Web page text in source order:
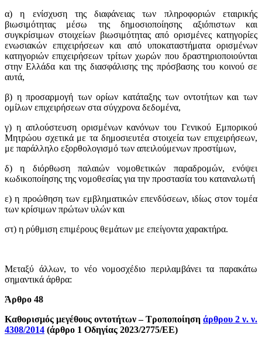
α) η ενίσχυση της διαφάνειας των πληροφοριών εταιρικής
βιωσιμότητας μέσω της δημοσιοποίησης αξιόπιστων και
συγκρίσιμων στοιχείων βιωσιμότητας από ορισμένες κατηγορίες
ενωσιακών επιχειρήσεων και από υποκαταστήματα ορισμένων
κατηγοριών επιχειρήσεων τρίτων χωρών που δραστηριοποιούνται
στην Ελλάδα και της διασφάλισης της πρόσβασης του κοινού σε
αυτά,
β) η προσαρμογή των ορίων κατάταξης των οντοτήτων και των
ομίλων επιχειρήσεων στα σύγχρονα δεδομένα,
γ) η απλούστευση ορισμένων κανόνων του Γενικού Εμπορικού
Μητρώου σχετικά με τα δημοσιευτέα στοιχεία των επιχειρήσεων,
με παράλληλο εξορθολογισμό των απειλούμενων προστίμων,
δ) η διόρθωση παλαιών νομοθετικών παραδρομών, ενόψει
κωδικοποίησης της νομοθεσίας για την προστασία του καταναλωτή
ε) η προώθηση των εμβληματικών επενδύσεων, ιδίως στον τομέα
των κρίσιμων πρώτων υλών και
στ) η ρύθμιση επιμέρους θεμάτων με επείγοντα χαρακτήρα.
Μεταξύ άλλων, το νέο νομοσχέδιο περιλαμβάνει τα παρακάτω
σημαντικά άρθρα:
Άρθρο 48
Καθορισμός μεγέθους οντοτήτων – Τροποποίηση άρθρου 2 ν. ν.
4308/2014 (άρθρο 1 Οδηγίας 2023/2775/ΕΕ)